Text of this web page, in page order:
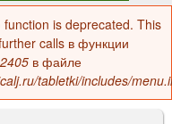
function is deprecated. This
calls в функции
2405 в файле
tabletki/includes/